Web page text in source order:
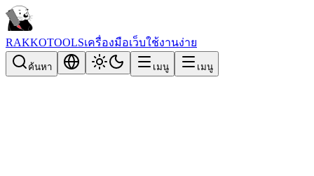
RAKKOTOOLSเครื่องมือเว็บใช้งานง่าย
ค้นหา เมนู เมนู